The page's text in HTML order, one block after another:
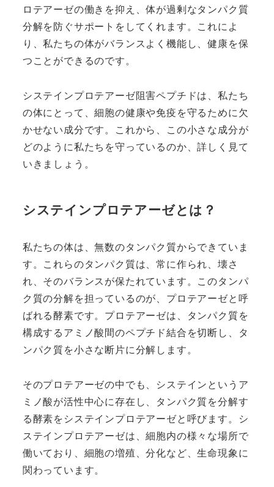
ロテアーゼの働きを抑え、体が過剰なタンパク質
分解を防ぐサポートをしてくれます。これによ
り、私たちの体がバランスよく機能し、健康を保
つことができるのです。
システインプロテアーゼ阻害ペプチドは、私たち
の体にとって、細胞の健康や免疫を守るために欠
かせない成分です。これから、この小さな成分が
どのように私たちを守っているのか、詳しく見て
いきましょう。
システインプロテアーゼとは？
私たちの体は、無数のタンパク質からできていま
す。これらのタンパク質は、常に作られ、壊さ
れ、そのバランスが保たれています。このタンパ
ク質の分解を担っているのが、プロテアーゼと呼
ばれる酵素です。プロテアーゼは、タンパク質を
構成するアミノ酸間のペプチド結合を切断し、タ
ンパク質を小さな断片に分解します。
そのプロテアーゼの中でも、システインというア
ミノ酸が活性中心に存在し、タンパク質を分解す
る酵素をシステインプロテアーゼと呼びます。シ
ステインプロテアーゼは、細胞内の様々な場所で
働いており、細胞の増殖、分化など、生命現象に
関わっています。